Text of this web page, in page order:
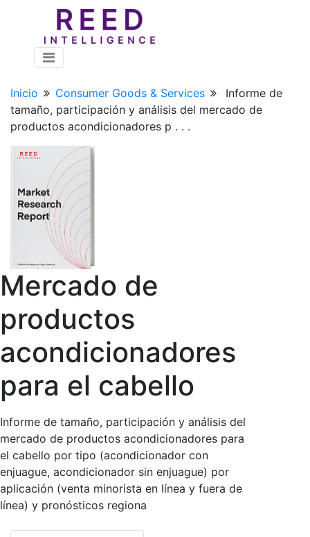
Inicio Consumer Goods & Services
Informe de
tamaño, participación y análisis del mercado de
productos acondicionadores p . . .
Mercado de
productos
acondicionadores
para el cabello
Informe de tamaño, participación y análisis del
mercado de productos acondicionadores para
el cabello por tipo (acondicionador con
enjuague, acondicionador sin enjuague) por
aplicación (venta minorista en línea y fuera de
línea) y pronósticos regiona